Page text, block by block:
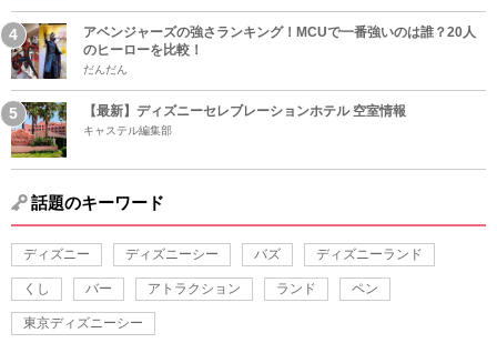
アベンジャーズの強さランキング！MCUで一番強いのは誰？20人
のヒーローを比較！
だんだん
【最新】ディズニーセレブレーションホテル 空室情報
キャステル編集部
話題のキーワード
ディズニー ディズニーシー バズ ディズニーランド
くし バー アトラクション ランド ペン
東京ディズニーシー